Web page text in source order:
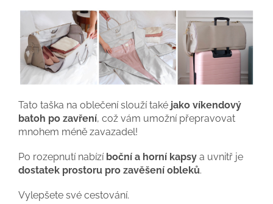
Tato taška na oblečení slouží také jako víkendový
batoh po zavření, což vám umožní přepravovat
mnohem méně zavazadel!
Po rozepnutí nabízí boční a horní kapsy a uvnitř je
dostatek prostoru pro zavěšení obleků.
Vylepšete své cestování.